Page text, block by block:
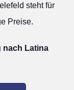
steht für
Preise.
nach Latina